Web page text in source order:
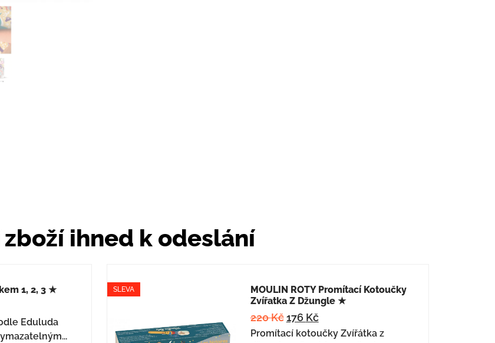
zboží ihned k odeslání
1, 2, 3 ★
Eduluda
SLEVA
MOULIN ROTY Promítací Kotoučky
Zvířatka Z Džungle ★
220Kč 176 Kč
Promítací kotoučky Zvířátka z